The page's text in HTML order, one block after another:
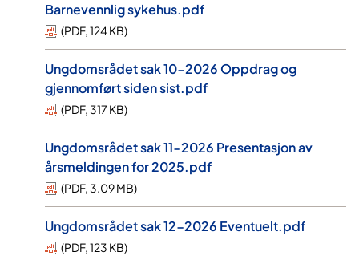
Barnevennlig sykehus.pdf
(PDF,124 KB)
Ungdomsrådet sak 10-2026 Oppdrag og
gjennomført siden sist.pdf
(PDF, 317 KB)
Ungdomsrådet sak 11-2026 Presentasjon av
årsmeldingen for 2025.pdf
(PDF, 3.09 MB)
Ungdomsrådet sak 12-2026 Eventuelt.pdf
(PDF,123 KB)